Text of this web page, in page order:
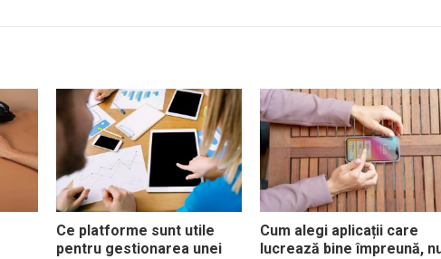
Ce platforme sunt utile
pentru gestionarea unei
Cum alegi aplicații care
lucrează bine împreună,